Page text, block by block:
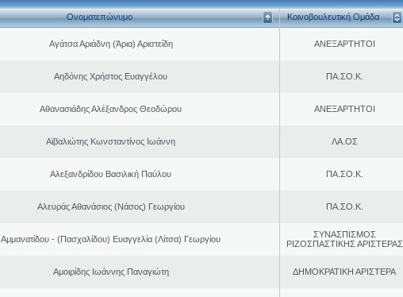
Ονοματεπώνυμο Κοινοβουλευτική Ομάδα
Αγάτσα Αριάδνη (Άρια) Αριστείδη ΑΝΕΞΑΡΤΗΤΟΙ
Αηδόνης Χρήστος Ευαγγέλου ΠΑ.ΣΟ.Κ.
Αθανασιάδης Αλέξανδρος Θεοδώρου ΑΝΕΞΑΡΤΗΤΟΙ
Αϊβαλιώτης Κωνσταντίνος Ιωάννη ΛΑ.ΟΣ
Αλεξανδρίδου Βασιλική Παύλου ΠΑ.ΣΟ.Κ.
Αλευράς Αθανάσιος (Νάσος) Γεωργίου ΠΑ.ΣΟ.Κ.
Αμμανατίδου - (Πασχαλίδου) Ευαγγελία (Λίτσα) Γεωργίου
ΣΥΝΑΣΠΙΣΜΟΣ
ΡΙΖΟΣΠΑΣΤΙΚΗΣ ΑΡΙΣΤΕΡΑΣ
Αμοιρίδης Ιωάννης Παναγιώτη ΔΗΜΟΚΡΑΤΙΚΗ ΑΡΙΣΤΕΡΑ